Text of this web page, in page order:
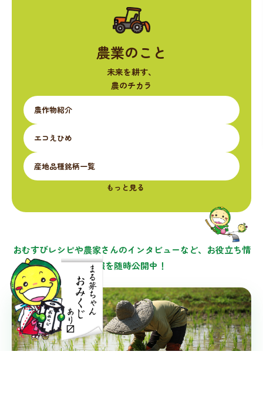
農業のこと
未来を耕す、
農のチカラ
農作物紹介
エコえひめ
産地品種銘柄一覧
もっと見る
おむすびレシピや農家さんのインタビューなど、お役立ち情
報を随時公開中！